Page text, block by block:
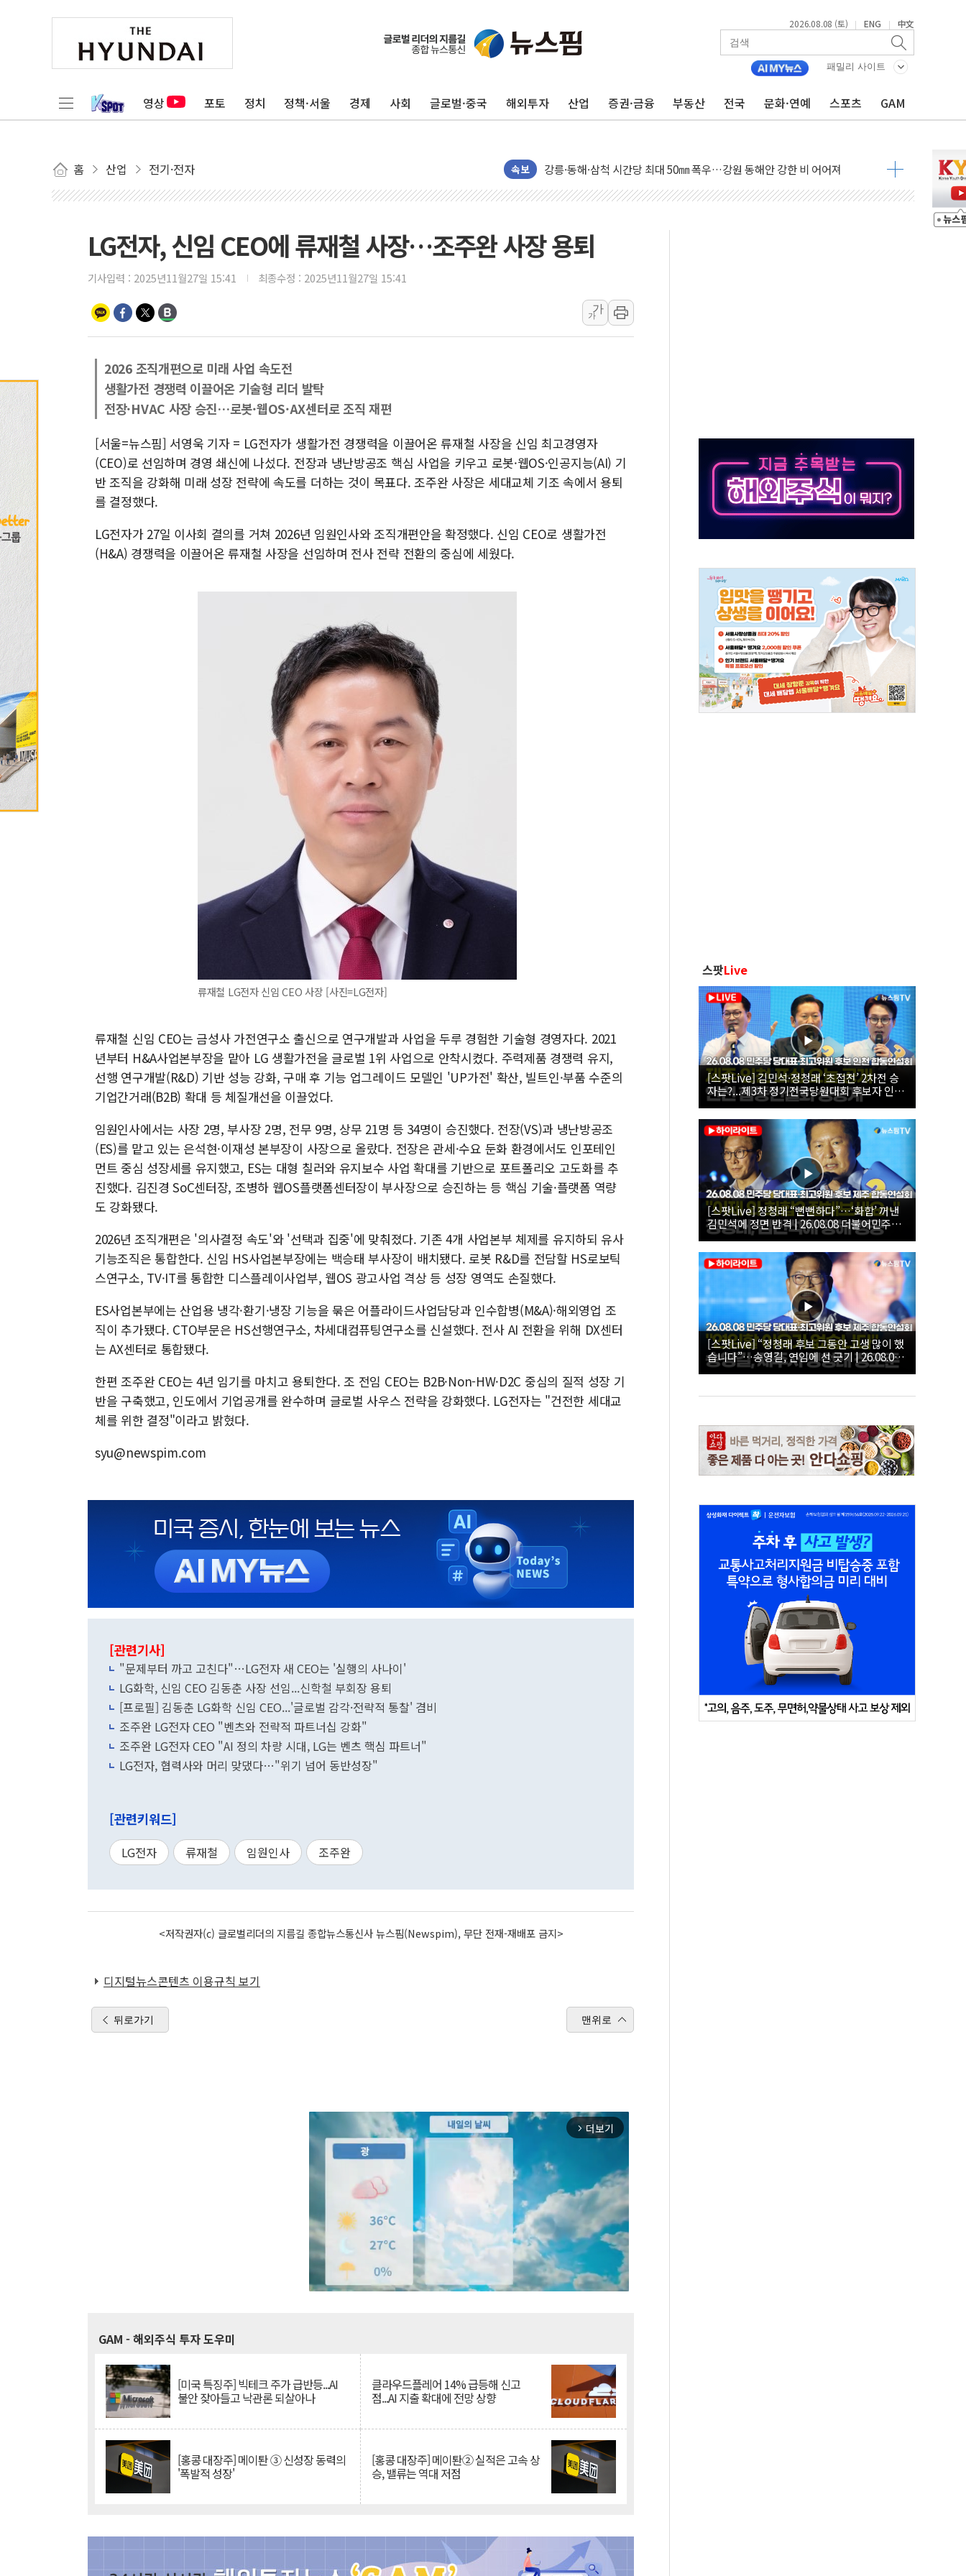
2026.08.08 (토) | ENG | 中文
패밀리 사이트
영상 포토 정치 정책·서울 경제 사회 글로벌·중국 해외투자 산업 증권·금융 부동산 전국 문화·연예 스포츠 GAM
홈 산업 전기·전자 속보
이번주 국내 주요 금융일정(8.10~8.14)
폐기물 수거하다 참변…60대 환경미화원 수거차에 치여 사망
서울 중랑구 주택가서 흉기 난동…60대 남성 2명 숨져
여수 오동도 인근 해상서 모터보트 전복…1명 사망·1명 실종
추미애, '위안부' 피해자 기림의 날 참석..."국제적 시민 연대로 목소리 내야"
인천서 말다툼 중 어머니 흉기 살해 10대 아들 체포
'화합' 꺼낸 김민석에 '뻔뻔' 받아친 정청래…제주 연설서 신경전 고조
동해시, 11~14일 '별똥별 멍' 운영…페르세우스 유성우 관측
강원 중·남부 동해안 시간당 50mm 이상 폭우…호우경보 발효
청양 밭에서 일하던 90대 숨져…온열질환 여부 조사
폭염에 車 운전면허 기능시험 오전 집중 편성…체감온도 38도 넘으면 중단
LG전자, 신임 CEO에 류재철 사장…조주완 사장 용퇴
기사입력 : 2025년11월27일 15:41 최종수정 : 2025년11월27일 15:41
가
가
2026 조직개편으로 미래 사업 속도전
생활가전 경쟁력 이끌어온 기술형 리더 발탁
전장·HVAC 사장 승진…로봇·웹OS·AX센터로 조직 재편
[서울=뉴스핌] 서영욱 기자 = LG전자가 생활가전 경쟁력을 이끌어온 류재철 사장을 신임 최고경영자
(CEO)로 선임하며 경영 쇄신에 나섰다. 전장과 냉난방공조 핵심 사업을 키우고 로봇·웹OS·인공지능(AI) 기
반 조직을 강화해 미래 성장 전략에 속도를 더하는 것이 목표다. 조주완 사장은 세대교체 기조 속에서 용퇴
를 결정했다.
LG전자가 27일 이사회 결의를 거쳐 2026년 임원인사와 조직개편안을 확정했다. 신임 CEO로 생활가전
(H&A) 경쟁력을 이끌어온 류재철 사장을 선임하며 전사 전략 전환의 중심에 세웠다.
류재철 LG전자 신임 CEO 사장 [사진=LG전자]
류재철 신임 CEO는 금성사 가전연구소 출신으로 연구개발과 사업을 두루 경험한 기술형 경영자다. 2021
년부터 H&A사업본부장을 맡아 LG 생활가전을 글로벌 1위 사업으로 안착시켰다. 주력제품 경쟁력 유지,
선행 연구개발(R&D) 기반 성능 강화, 구매 후 기능 업그레이드 모델인 'UP가전' 확산, 빌트인·부품 수준의
기업간거래(B2B) 확대 등 체질개선을 이끌었다.
임원인사에서는 사장 2명, 부사장 2명, 전무 9명, 상무 21명 등 34명이 승진했다. 전장(VS)과 냉난방공조
(ES)를 맡고 있는 은석현·이재성 본부장이 사장으로 올랐다. 전장은 관세·수요 둔화 환경에서도 인포테인
먼트 중심 성장세를 유지했고, ES는 대형 칠러와 유지보수 사업 확대를 기반으로 포트폴리오 고도화를 추
진했다. 김진경 SoC센터장, 조병하 웹OS플랫폼센터장이 부사장으로 승진하는 등 핵심 기술·플랫폼 역량
도 강화됐다.
2026년 조직개편은 '의사결정 속도'와 '선택과 집중'에 맞춰졌다. 기존 4개 사업본부 체제를 유지하되 유사
기능조직은 통합한다. 신임 HS사업본부장에는 백승태 부사장이 배치됐다. 로봇 R&D를 전담할 HS로보틱
스연구소, TV·IT를 통합한 디스플레이사업부, 웹OS 광고사업 격상 등 성장 영역도 손질했다.
ES사업본부에는 산업용 냉각·환기·냉장 기능을 묶은 어플라이드사업담당과 인수합병(M&A)·해외영업 조
직이 추가됐다. CTO부문은 HS선행연구소, 차세대컴퓨팅연구소를 신설했다. 전사 AI 전환을 위해 DX센터
는 AX센터로 통합됐다.
한편 조주완 CEO는 4년 임기를 마치고 용퇴한다. 조 전임 CEO는 B2B·Non-HW·D2C 중심의 질적 성장 기
반을 구축했고, 인도에서 기업공개를 완수하며 글로벌 사우스 전략을 강화했다. LG전자는 "건전한 세대교
체를 위한 결정"이라고 밝혔다.
syu@newspim.com
[관련기사]
"문제부터 까고 고친다"…LG전자 새 CEO는 '실행의 사나이'
LG화학, 신임 CEO 김동춘 사장 선임...신학철 부회장 용퇴
[프로필] 김동춘 LG화학 신임 CEO...'글로벌 감각·전략적 통찰' 겸비
조주완 LG전자 CEO "벤츠와 전략적 파트너십 강화"
조주완 LG전자 CEO "AI 정의 차량 시대, LG는 벤츠 핵심 파트너"
LG전자, 협력사와 머리 맞댔다…"위기 넘어 동반성장"
[관련키워드]
LG전자 류재철 임원인사 조주완
<저작권자(c) 글로벌리더의 지름길 종합뉴스통신사 뉴스핌(Newspim), 무단 전재-재배포 금지>
디지털뉴스콘텐츠 이용규칙 보기
뒤로가기 맨위로
arrow_forward_ios 더보기
GAM - 해외주식 투자 도우미
[미국 특징주] 빅테크 주가 급반등...AI
불안 잦아들고 낙관론 되살아나
클라우드플레어 14% 급등해 신고
점...AI 지출 확대에 전망 상향
[홍콩 대장주] 메이퇀 ③ 신성장 동력의
'폭발적 성장'
[홍콩 대장주] 메이퇀② 실적은 고속 상
승, 밸류는 역대 저점
스팟Live
[스팟Live] 김민석·정청래 ‘초접전’ 2차전 승
자는?...제3차 정기전국당원대회 후보자 인천
합동연설회 생중계 | 26.08.08
[스팟Live] 정청래 “뻔뻔하다”…‘화합’ 꺼낸
김민석에 정면 반격 | 26.08.08 더불어민주당
당대표·최고위원 후보 제주 합동연설회
[스팟Live] “정청래 후보 그동안 고생 많이 했
습니다”…송영길, 연임에 선 긋기 | 26.08.08
더불어민주당 당대표·최고위원 후보 제주 합